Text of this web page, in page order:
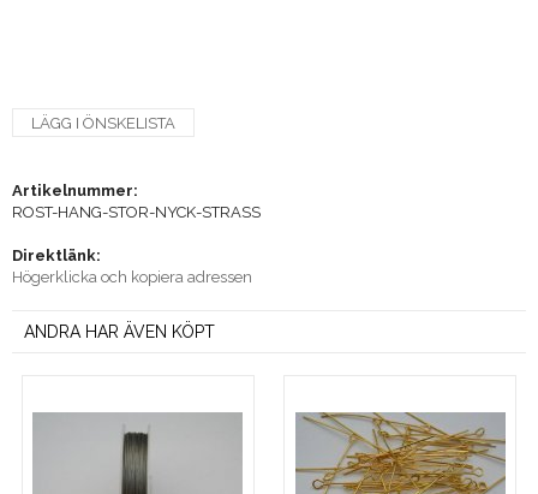
LÄGG I ÖNSKELISTA
Artikelnummer:
ROST-HANG-STOR-NYCK-STRASS
Direktlänk:
Högerklicka och kopiera adressen
ANDRA HAR ÄVEN KÖPT